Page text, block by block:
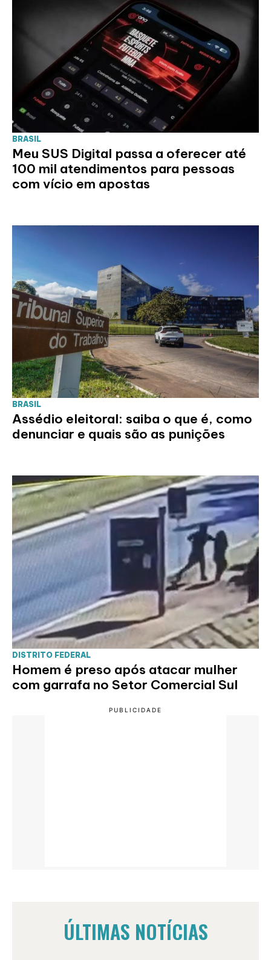
BRASIL
Meu SUS Digital passa a oferecer até
100 mil atendimentos para pessoas
com vício em apostas
BRASIL
Assédio eleitoral: saiba o que é, como
denunciar e quais são as punições
DISTRITO FEDERAL
Homem é preso após atacar mulher
com garrafa no Setor Comercial Sul
ÚLTIMAS NOTÍCIAS